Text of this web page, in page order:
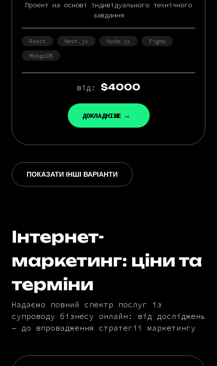
Проект на основі індивідуального технічного
завдання
React Next.js Node.js
Figma
MongoDB
від: $4000
ДОКЛАДНІШЕ
ПОКАЗАТИ ІНШІ ВАРІАНТИ
Інтернет-
маркетинг: ціни та
терміни
Надаємо повний спектр послуг із
супроводу бізнесу онлайн: від досліджень
— до впровадження стратегії маркетингу